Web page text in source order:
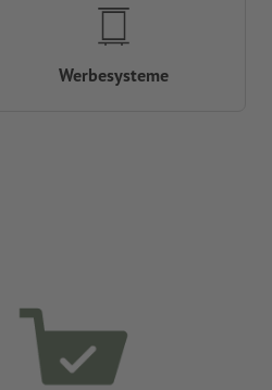
Werbesysteme